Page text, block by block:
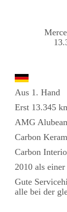
Aus 1. Hand
Erst 13.345
AMG
Carbon
Carbon
2010 als
Gute
alle bei der